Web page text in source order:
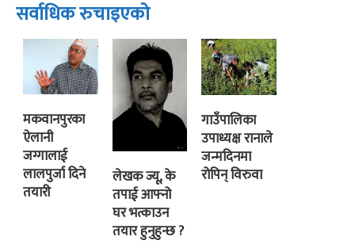
सर्वाधिक रुचाइएको
मकवानपुरका
ऐलानी
जग्गालाई
लालपुर्जा दिने
तयारी
लेखक ज्यू, के
तपाई आफ्नो
घर भत्काउन
तयार हुनुहुन्छ ?
गाउँपालिका
उपाध्यक्ष रानाले
जन्मदिनमा
रोपिन् विरुवा